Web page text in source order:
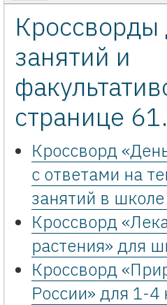
Кроссворды
занятий и
странице 61.
Кроссворд
с ответами на
занятий в
Кроссворд
растения» для
Кроссворд
России» для 1-4